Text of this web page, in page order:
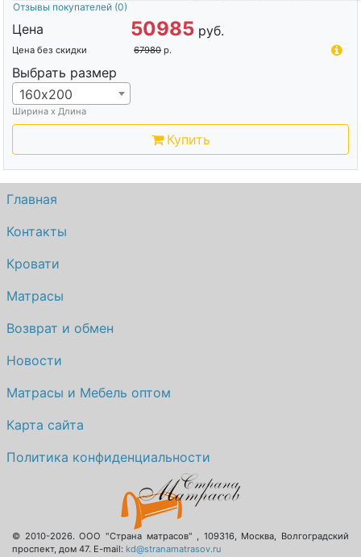
Отзывы покупателей (0)
Цена 50985 руб.
Цена без скидки 67980 р.
Выбрать размер
160х200
Ширина х Длина
Купить
Главная
Контакты
Кровати
Матрасы
Возврат и обмен
Новости
Матрасы и Мебель оптом
Карта сайта
Политика конфиденциальности
© 2010-2026.ООО "Страна матрасов" 109316, Москва
Волгоградский
проспект, дом 47. E-mail: kd@stranamatrasov.ru